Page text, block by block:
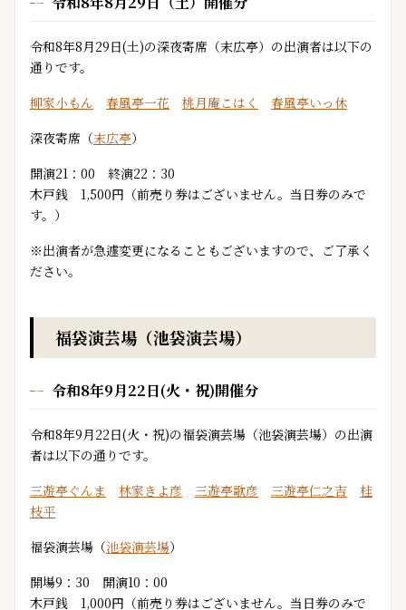
令和8年8月29日(土)の深夜寄席（末広亭）の出演者は以下の
通りです。
柳家小もん
春風亭一花 桃月庵こはく
春風亭いっ休
深夜寄席（末広亭）
開演21：00 終演22：30
木戸銭 1,500円（前売り券はございません。当日券のみで
す。）
※出演者が急遽変更になることもございますので、ご了承く
ださい。
福袋演芸場（池袋演芸場）
令和8年9月22日(火・祝)開催分
令和8年9月22日(火・祝)の福袋演芸場（池袋演芸場）の出演
者は以下の通りです。
三遊亭ぐんま
林家きよ彦 三遊亭歌彦 三遊亭仁之吉
桂
枝平
福袋演芸場（池袋演芸場）
開場9：30 開演10：00
木戸銭 1,000円（前売り券はございません。当日券のみで